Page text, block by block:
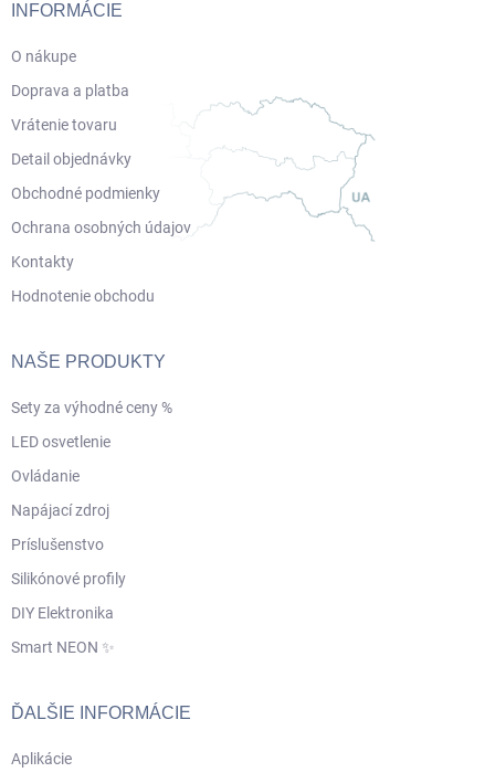
INFORMÁCIE
O nákupe
Doprava a platba
Vrátenie tovaru
Detail objednávky
Obchodné podmienky
Ochrana osobných údajov
Kontakty
Hodnotenie obchodu
NAŠE PRODUKTY
Sety za výhodné ceny %
LED osvetlenie
Ovládanie
Napájací zdroj
Príslušenstvo
Silikónové profily
DIY Elektronika
Smart NEON ✨
ĎALŠIE INFORMÁCIE
Aplikácie